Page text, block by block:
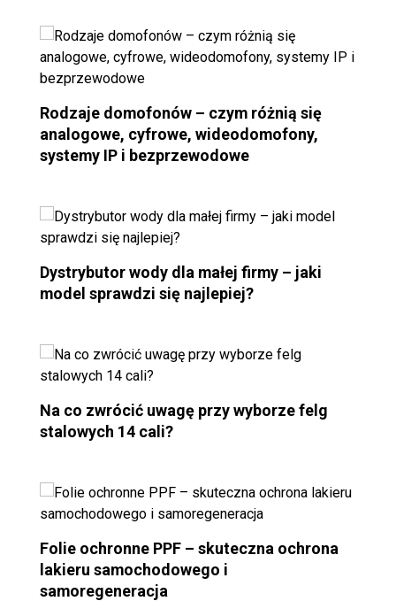
Rodzaje domofonów – czym różnią się
analogowe, cyfrowe, wideodomofony,
systemy IP i bezprzewodowe
Dystrybutor wody dla małej firmy – jaki
model sprawdzi się najlepiej?
Na co zwrócić uwagę przy wyborze felg
stalowych 14 cali?
Folie ochronne PPF – skuteczna ochrona
lakieru samochodowego i
samoregeneracja